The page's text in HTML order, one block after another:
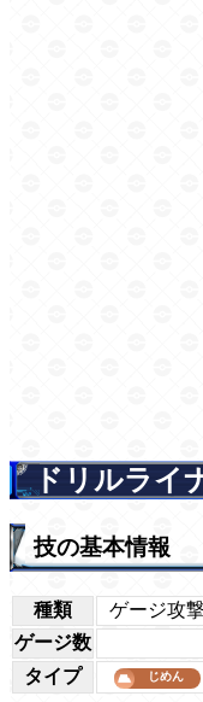
ドリルライ
技の基本情報
種類
ゲージ攻
ゲージ数
タイプ